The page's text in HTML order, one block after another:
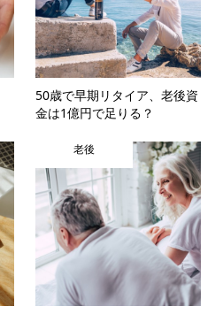
50歳で早期リタイア、老後資
金は1億円で足りる？
老後